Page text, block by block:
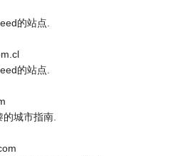
的站点.
的站点.
城市指南.